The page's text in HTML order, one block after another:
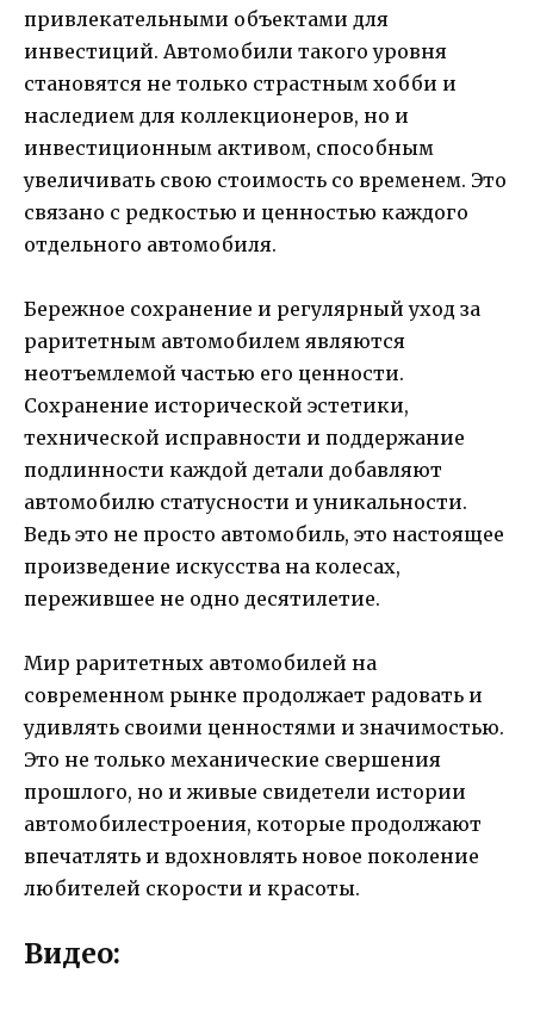
привлекательными объектами для
инвестиций. Автомобили такого уровня
становятся не только страстным хобби и
наследием для коллекционеров, но и
инвестиционным активом, способным
увеличивать свою стоимость со временем. Это
связано с редкостью и ценностью каждого
отдельного автомобиля.
Бережное сохранение и регулярный уход за
раритетным автомобилем являются
неотъемлемой частью его ценности.
Сохранение исторической эстетики,
технической исправности и поддержание
подлинности каждой детали добавляют
автомобилю статусности и уникальности.
Ведь это не просто автомобиль, это настоящее
произведение искусства на колесах,
пережившее не одно десятилетие.
Мир раритетных автомобилей на
современном рынке продолжает радовать и
удивлять своими ценностями и значимостью.
Это не только механические свершения
прошлого, но и живые свидетели истории
автомобилестроения, которые продолжают
впечатлять и вдохновлять новое поколение
любителей скорости и красоты.
Видео: